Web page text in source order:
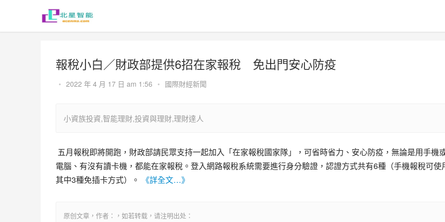
報稅小白／財政部提供6招在家報稅 免出門安心防疫
• 2022 年 4 月 17 日 am 1:56 • 國際財經新聞
小資族投資,智能理財,投資與理財,理財達人
電腦、有沒有讀卡機，都能在家報稅。登入網路報稅系統需要進行身分驗證，認證方式共有6種（手機報稅可使
其中3種免插卡方式）。
《詳全文…》
原创文章，作者：，如若转载，请注明出处：